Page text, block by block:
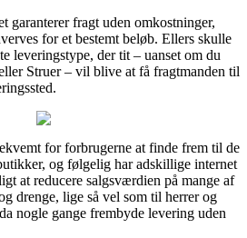
garanterer fragt uden omkostninger,
for et bestemt beløb. Ellers skulle
leveringstype, der tit – uanset om du
Struer – vil blive at få fragtmanden til
for forbrugerne at finde frem til de
og følgelig har adskillige internet
at reducere salgsværdien på mange af
drenge, lige så vel som til herrer og
nogle gange frembyde levering uden